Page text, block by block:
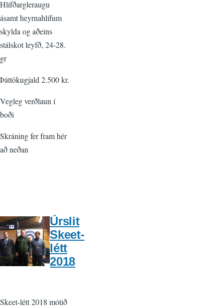
Hlífðargleraugu
ásamt heyrnahlífum
skylda og aðeins
stálskot leyfð, 24-28.
gr
Þáttökugjald 2.500 kr.
Vegleg verðlaun í
boði
Skráning fer fram hér
að neðan
Úrslit
Skeet-
létt
2018
Skeet-létt 2018 mótið